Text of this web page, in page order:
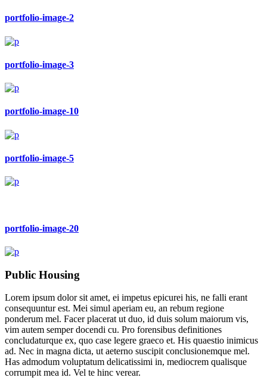
portfolio-image-2
portfolio-image-3
portfolio-image-10
portfolio-image-5
portfolio-image-20
Public Housing
Lorem ipsum dolor sit amet, ei impetus epicurei his, ne falli erant
consequuntur est. Mei simul aperiam eu, an rebum regione
ponderum mel. Facer placerat ut duo, id duis solum maiorum vis,
vim autem semper docendi cu. Pro forensibus definitiones
concludaturque ex, quo case legere graeco et. His quaestio inimicus
ad. Nec in magna dicta, ut aeterno suscipit conclusionemque mel.
Has admodum voluptatum delicatissimi in, mediocrem qualisque
corrumpit mea id. Vel te hinc verear.